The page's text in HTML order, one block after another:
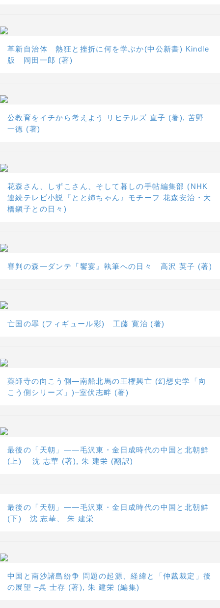
革新自治体 熱狂と挫折に何を学ぶか(中公新書) Kindle
版 岡田一郎 (著)
公教育をイチから考えよう リヒテルズ 直子 (著), 苫野
一徳 (著)
花森さん、しずこさん、そして暮しの手帖編集部 (NHK
連続テレビ小説『とと姉ちゃん』モチーフ 花森安治・大
橋鎭子との日々)
審判の森―ダンテ『饗宴』執筆への日々 高沢 英子 (著)
亡国の罪 (フィギュール彩) 工藤 寛治 (著)
薬師寺の向こう側―南船北馬の王権興亡 (幻想史学「向
こう側シリーズ」)–室伏志畔 (著)
最後の「天朝」――毛沢東・金日成時代の中国と北朝鮮
(上) 沈 志華 (著), 朱 建栄 (翻訳)
最後の「天朝」――毛沢東・金日成時代の中国と北朝鮮
(下) 沈 志華、 朱 建栄
中国と南沙諸島紛争 問題の起源、経緯と「仲裁裁定」後
の展望 –呉 士存 (著), 朱 建栄 (編集)